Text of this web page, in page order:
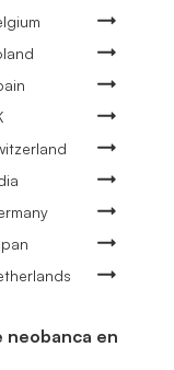
neobanca en